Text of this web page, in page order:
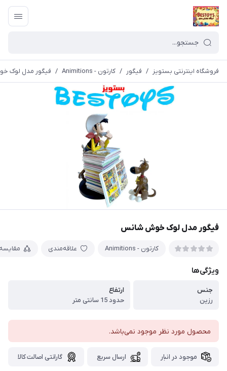
فروشگاه اینترنتی بستویز / فیگور / کارتون - Animitions / فیگور مدل لوک
فیگور مدل لوک خوش شانس
کارتون - Animitions علاقه‌مندی
ویژگی‌ها
جنس
رزین
ارتفاع
حدود 15 سانتی متر
محصول مورد نظر موجود نمی‌باشد.
موجود در انبار ارسال سریع گارانتی اصالت کالا